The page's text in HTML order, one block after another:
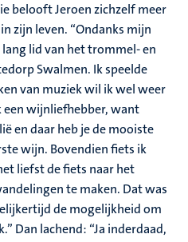
belooft Jeroen zichzelf meer
zijn leven. “Ondanks mijn
lid van het trommel- en
Swalmen. Ik speelde
van muziek wil ik wel weer
een wijnliefhebber, want
en daar heb je de mooiste
wijn. Bovendien fiets ik
liefst de fiets naar het
te maken. Dat was
de mogelijkheid om
Dan lachend: “Ja inderdaad,